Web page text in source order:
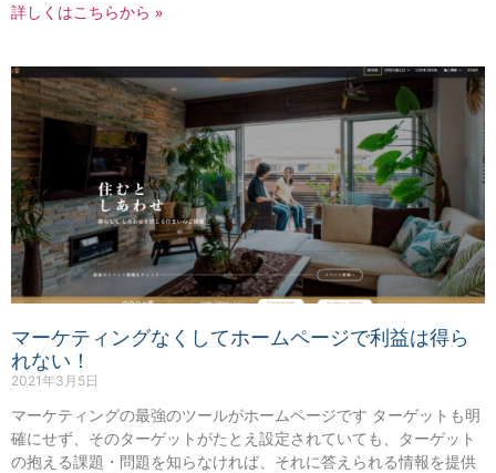
詳しくはこちらから »
マーケティングなくしてホームページで利益は得ら
れない！
2021年3月5日
マーケティングの最強のツールがホームページです ターゲットも明
確にせず、そのターゲットがたとえ設定されていても、ターゲット
の抱える課題・問題を知らなければ、それに答えられる情報を提供